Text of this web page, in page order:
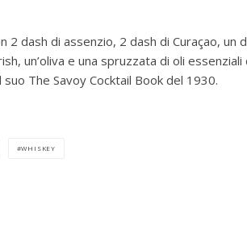
2 dash di assenzio, 2 dash di Curaçao, un
un’oliva e una spruzzata di oli
The Savoy Cocktail Book del 1930.
WHISKEY